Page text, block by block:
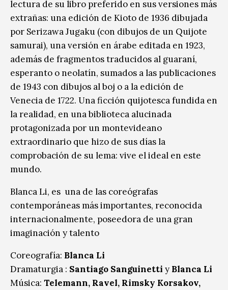
lectura de su libro preferido en sus versiones más
extrañas: una edición de Kioto de 1936 dibujada
por Serizawa Jugaku (con dibujos de un Quijote
samurai), una versión en árabe editada en 1923,
además de fragmentos traducidos al guaraní,
esperanto o neolatín, sumados a las publicaciones
de 1943 con dibujos al boj o a la edición de
Venecia de 1722. Una ficción quijotesca fundida en
la realidad, en una biblioteca alucinada
protagonizada por un montevideano
extraordinario que hizo de sus días la
comprobación de su lema: vive el ideal en este
mundo.
Blanca Li, es una de las coreógrafas
contemporáneas más importantes, reconocida
internacionalmente, poseedora de una gran
imaginación y talento
Coreografía: Blanca Li
Dramaturgia : Santiago Sanguinetti y Blanca Li
Música: Telemann, Ravel, Rimsky Korsakov,